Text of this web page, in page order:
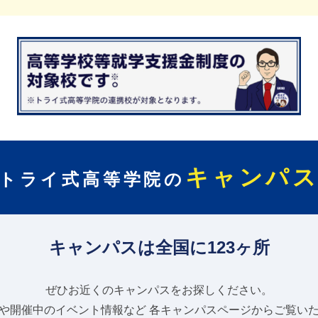
ライ式高等学院の キャンパス
キャンパスは全国に123ヶ所
ぜひお近くのキャンパスをお探しください。
開催中のイベント情報など 各キャンパスページからご覧いた